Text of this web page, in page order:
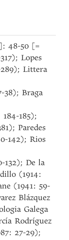
48-50 [=
Lopes
Littera
38); Braga
185);
Paredes
142); Rios
132); De la
(1914:
(1941: 59-
Blázquez
Galega
Rodríguez
27-29);